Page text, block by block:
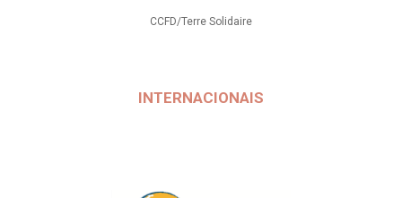
CCFD/Terre Solidaire
INTERNACIONAIS